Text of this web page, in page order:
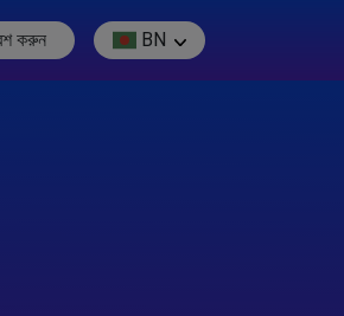
করুন BN